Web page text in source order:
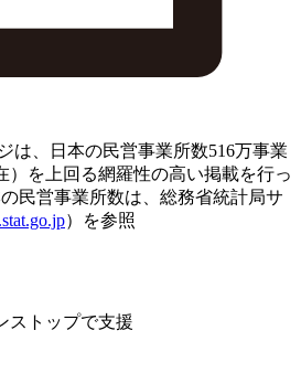
は、日本の民営事業所数516万事業
）を上回る網羅性の高い掲載を行っ
民営事業所数は、総務省統計局サ
）を参照
ストップで支援